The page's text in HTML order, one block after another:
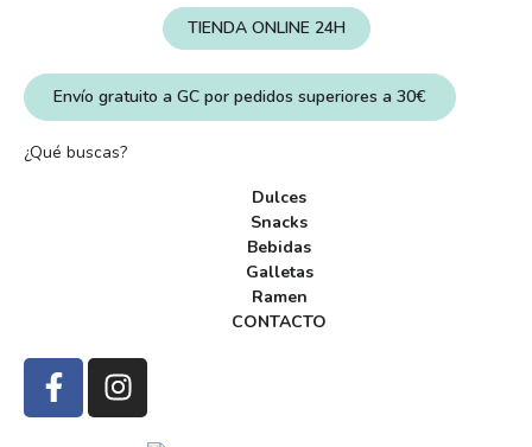
¿Qué buscas?
Dulces
Snacks
Bebidas
Galletas
Ramen
CONTACTO
TIENDA ONLINE 24H
Envío gratuito a GC por pedidos superiores a 30€